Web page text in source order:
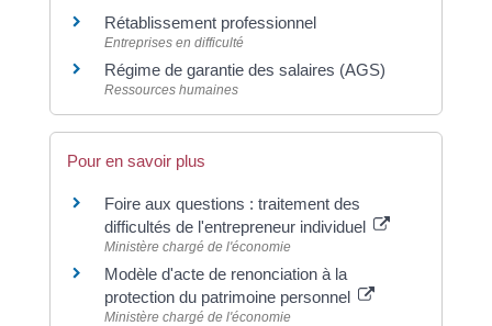
Rétablissement professionnel
Entreprises en difficulté
Régime de garantie des salaires (AGS)
Ressources humaines
Pour en savoir plus
Foire aux questions : traitement des
difficultés de l'entrepreneur individuel
Ministère chargé de l'économie
Modèle d'acte de renonciation à la
protection du patrimoine personnel
Ministère chargé de l'économie